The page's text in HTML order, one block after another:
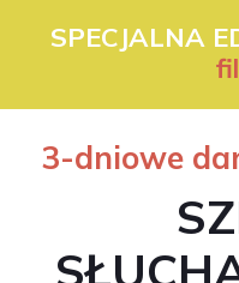
SPECJALNA
3-dniowe